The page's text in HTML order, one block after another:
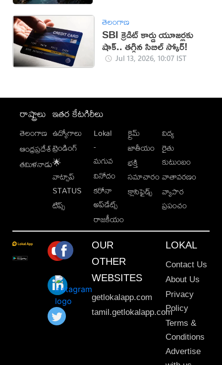
తెలంగాణ
SBI క్రెడిట్ కార్డు యూజర్లకు
షాక్.. తగ్గిన సిబిల్ స్కోర్!
Jul 13, 2026, 10:07 IST
రాష్ట్రాలు
తెలంగాణ
ఆంధ్రప్రదేశ్
తమిళనాడు
ఇతర కేటగిరీలు
ఉద్యోగాలు
ట్రెండింగ్
🌟
వాట్సాప్
STATUS
టిప్స్
Lokal
-
మగువ
వినోదం
కరోనా
అప్‌డేట్స్
రాజకీయం
క్రైమ్
జాతీయం
భక్తి
సమాచారం
క్లాసిఫైడ్స్
విద్య
రైతు
కుటుంబం
వాతావరణం
వ్యాపార
ప్రపంచం
OUR
OTHER
WEBSITES
getlokalapp.com
tamil.getlokalapp.com
LOKAL
Contact Us
About Us
Privacy
Policy
Terms &
Conditions
Advertise